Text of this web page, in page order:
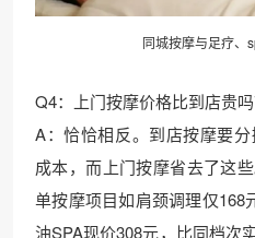
同城按摩与足疗、
Q4：上门按摩价格比到店贵吗
A：恰恰相反。到店按摩要
成本，而上门按摩省去了这
单按摩项目如肩颈调理仅168
油SPA现价308元，比同档次